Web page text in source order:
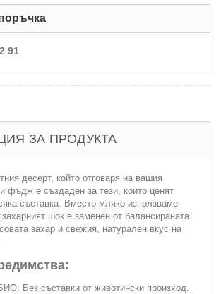
91
ЗА ПРОДУКТА
десерт, който отговаря на вашия
фъдж е създаден за тези, които ценят
съставка. Вместо мляко използваме
шок е заменен от балансираната
захар и свежия, натурален вкус на
Без съставки от животински произход.